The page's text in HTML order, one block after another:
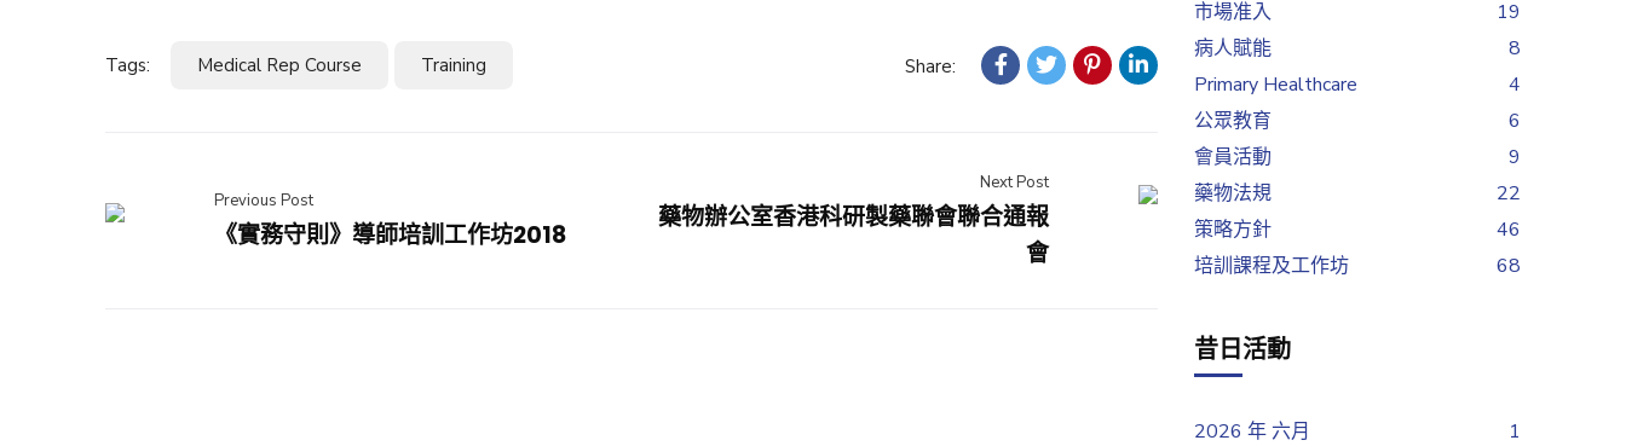
Tags: Medical Rep Course Training Share:
Previous Post
《實務守則》導師培訓工作坊2018
Next Post
藥物辦公室香港科研製藥聯會聯合通報
會
市場准入
19
病人賦能
8
Primary Healthcare
4
公眾教育
6
會員活動
9
藥物法規
22
策略方針
46
培訓課程及工作坊
68
昔日活動
2026 年 六月
1